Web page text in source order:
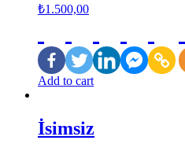
₺1.500,00
Add to cart
İsimsiz